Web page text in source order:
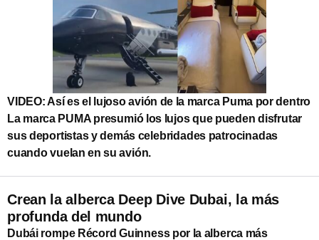
VIDEO: Así es el lujoso avión de la marca Puma por dentro
La marca PUMA presumió los lujos que pueden disfrutar
sus deportistas y demás celebridades patrocinadas
cuando vuelan en su avión.
Crean la alberca Deep Dive Dubai, la más
profunda del mundo
Dubái rompe Récord Guinness por la alberca más